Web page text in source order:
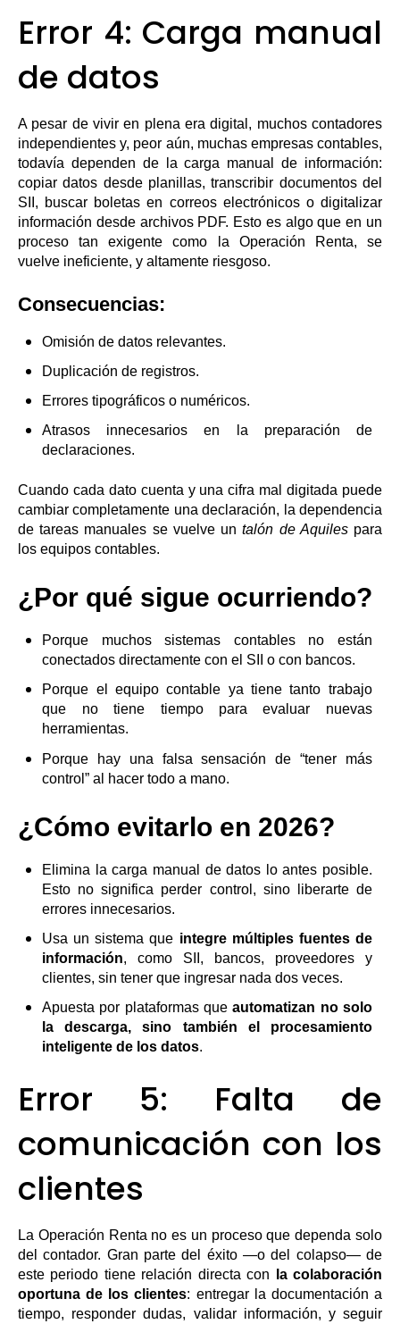
Error 4: Carga manual
de datos
A pesar de vivir en plena era digital, muchos contadores
independientes y, peor aún, muchas empresas contables,
todavía dependen de la carga manual de información:
copiar datos desde planillas, transcribir documentos del
SII, buscar boletas en correos electrónicos o digitalizar
información desde archivos PDF. Esto es algo que en un
proceso tan exigente como la Operación Renta, se
vuelve ineficiente, y altamente riesgoso.
Consecuencias:
Omisión de datos relevantes.
Duplicación de registros.
Errores tipográficos o numéricos.
Atrasos innecesarios en la preparación de
declaraciones.
Cuando cada dato cuenta y una cifra mal digitada puede
cambiar completamente una declaración, la dependencia
de tareas manuales se vuelve untalón de Aquilespara
los equipos contables.
¿Por qué sigue ocurriendo?
Porque muchos sistemas contables no están
conectados directamente con el SII o con bancos.
Porque el equipo contable ya tiene tanto trabajo
que no tiene tiempo para evaluar nuevas
herramientas.
Porque hay una falsa sensación de “tener más
control” al hacer todo a mano.
¿Cómo evitarlo en 2026?
Elimina la carga manual de datos lo antes posible.
Esto no significa perder control, sino liberarte de
errores innecesarios.
Usa un sistema que integre múltiples fuentes de
información, como SII, bancos, proveedores y
clientes, sin tener que ingresar nada dos veces.
Apuesta por plataformas queautomatizan no solo
la descarga, sino también el procesamiento
inteligente de los datos.
Error 5: Falta de
comunicación con los
clientes
La Operación Renta no es un proceso que dependa solo
del contador. Gran parte del éxito —o del colapso— de
este periodo tiene relación directa con
la colaboración
oportuna de los clientes: entregar la documentación a
tiempo, responder dudas, validar información, y seguir